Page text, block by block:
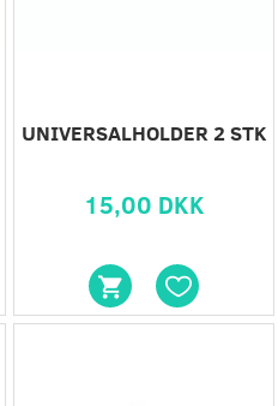
UNIVERSALHOLDER 2 STK
15,00 DKK